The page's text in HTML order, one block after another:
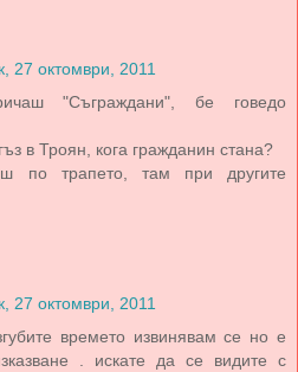
27 октомври, 2011
"Съграждани", бе говедо
в Троян, кога гражданин стана?
по трапето, там при другите
27 октомври, 2011
времето извинявам се но е
. искате да се видите с